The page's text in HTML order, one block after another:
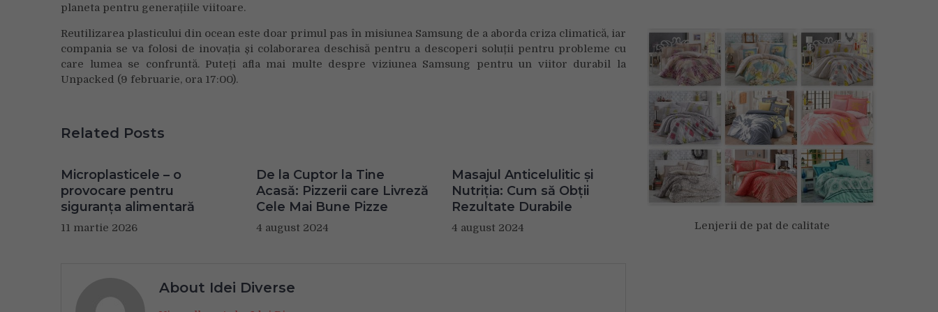
planeta pentru generațiile viitoare.
Reutilizarea plasticului din ocean este doar primul pas în misiunea Samsung de a aborda criza climatică, iar
compania se va folosi de inovația și colaborarea deschisă pentru a descoperi soluții pentru probleme cu
care lumea se confruntă. Puteți afla mai multe despre viziunea Samsung pentru un viitor durabil la
Unpacked (9 februarie, ora 17:00).
Related Posts
Microplasticele – o
provocare pentru
siguranța alimentară
11 martie 2026
De la Cuptor la Tine
Acasă: Pizzerii care Livreză
Cele Mai Bune Pizze
4 august 2024
Masajul Anticelulitic și
Nutriția: Cum să Obții
Rezultate Durabile
4 august 2024
About Idei Diverse
Lenjerii de pat de calitate